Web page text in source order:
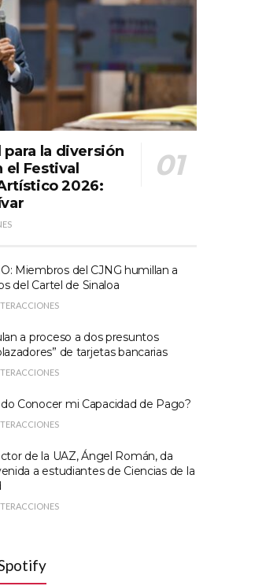
la diversión
el Festival
2026:
Miembros del CJNG humillan a
del Cartel de Sinaloa
a proceso a dos presuntos
de tarjetas bancarias
Conocer mi Capacidad de Pago?
de la UAZ, Ángel Román, da
a estudiantes de Ciencias de la